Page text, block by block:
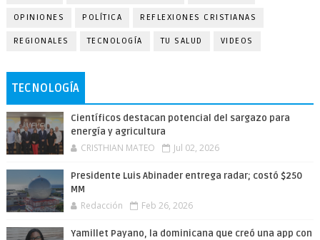
OPINIONES POLÍTICA REFLEXIONES CRISTIANAS
REGIONALES TECNOLOGÍA TU SALUD VIDEOS
TECNOLOGÍA
Científicos destacan potencial del sargazo para
energía y agricultura
CRISTHIAN MATEO Jul 02, 2026
Presidente Luis Abinader entrega radar; costó $250
MM
Redacción Feb 26, 2026
Yamillet Payano, la dominicana que creó una app con